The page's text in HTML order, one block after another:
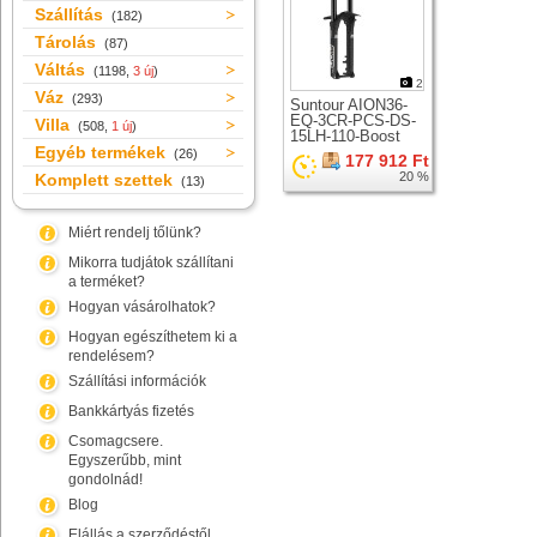
Szállítás (182)
Tárolás (87)
Váltás (1198, 3 új)
Váz (293)
Villa (508, 1 új)
Egyéb termékek (26)
Komplett szettek (13)
Miért rendelj tőlünk?
Mikorra tudjátok szállítani
a terméket?
Hogyan vásárolhatok?
Hogyan egészíthetem ki a
rendelésem?
Szállítási információk
Bankkártyás fizetés
Csomagcsere.
Egyszerűbb, mint
gondolnád!
Blog
2
Suntour AION36-
EQ-3CR-PCS-DS-
15LH-110-Boost
teleszkóp 29er
kerékhez177 912 Ft
20 %